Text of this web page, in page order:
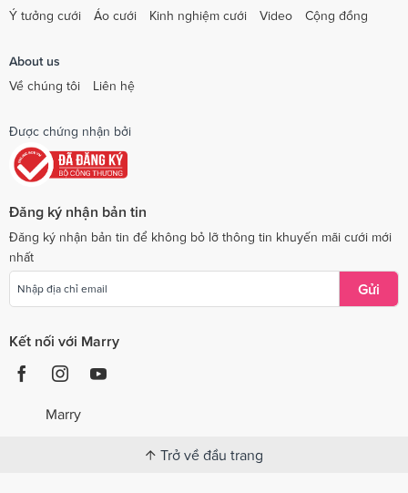
Ý tưởng cưới
Áo cưới Kinh nghiệm cưới Video Cộng đồng
About us
Về chúng tôi
Liên hệ
Được chứng nhận bởi
Đăng ký nhận bản tin
Đăng ký nhận bản tin để không bỏ lỡ thông tin khuyến mãi cưới mới
nhất
Gửi
Kết nối với Marry
Marry
Trở về đầu trang